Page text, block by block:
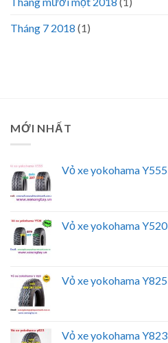
Tháng 7 2018 (1)
MỚI NHẤT
Vỏ xe yokohama Y555
Vỏ xe yokohama Y520
Vỏ xe yokohama Y825
Vỏ xe yokohama Y823